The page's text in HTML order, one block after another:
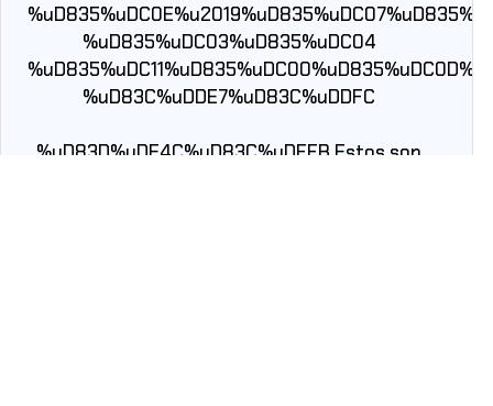
%uD835%uDC03%uD835%uDC04
%uD83C%uDDE7%uD83C%uDDFC
%uD83D%uDE4C%uD83C%uDFFB Estos son